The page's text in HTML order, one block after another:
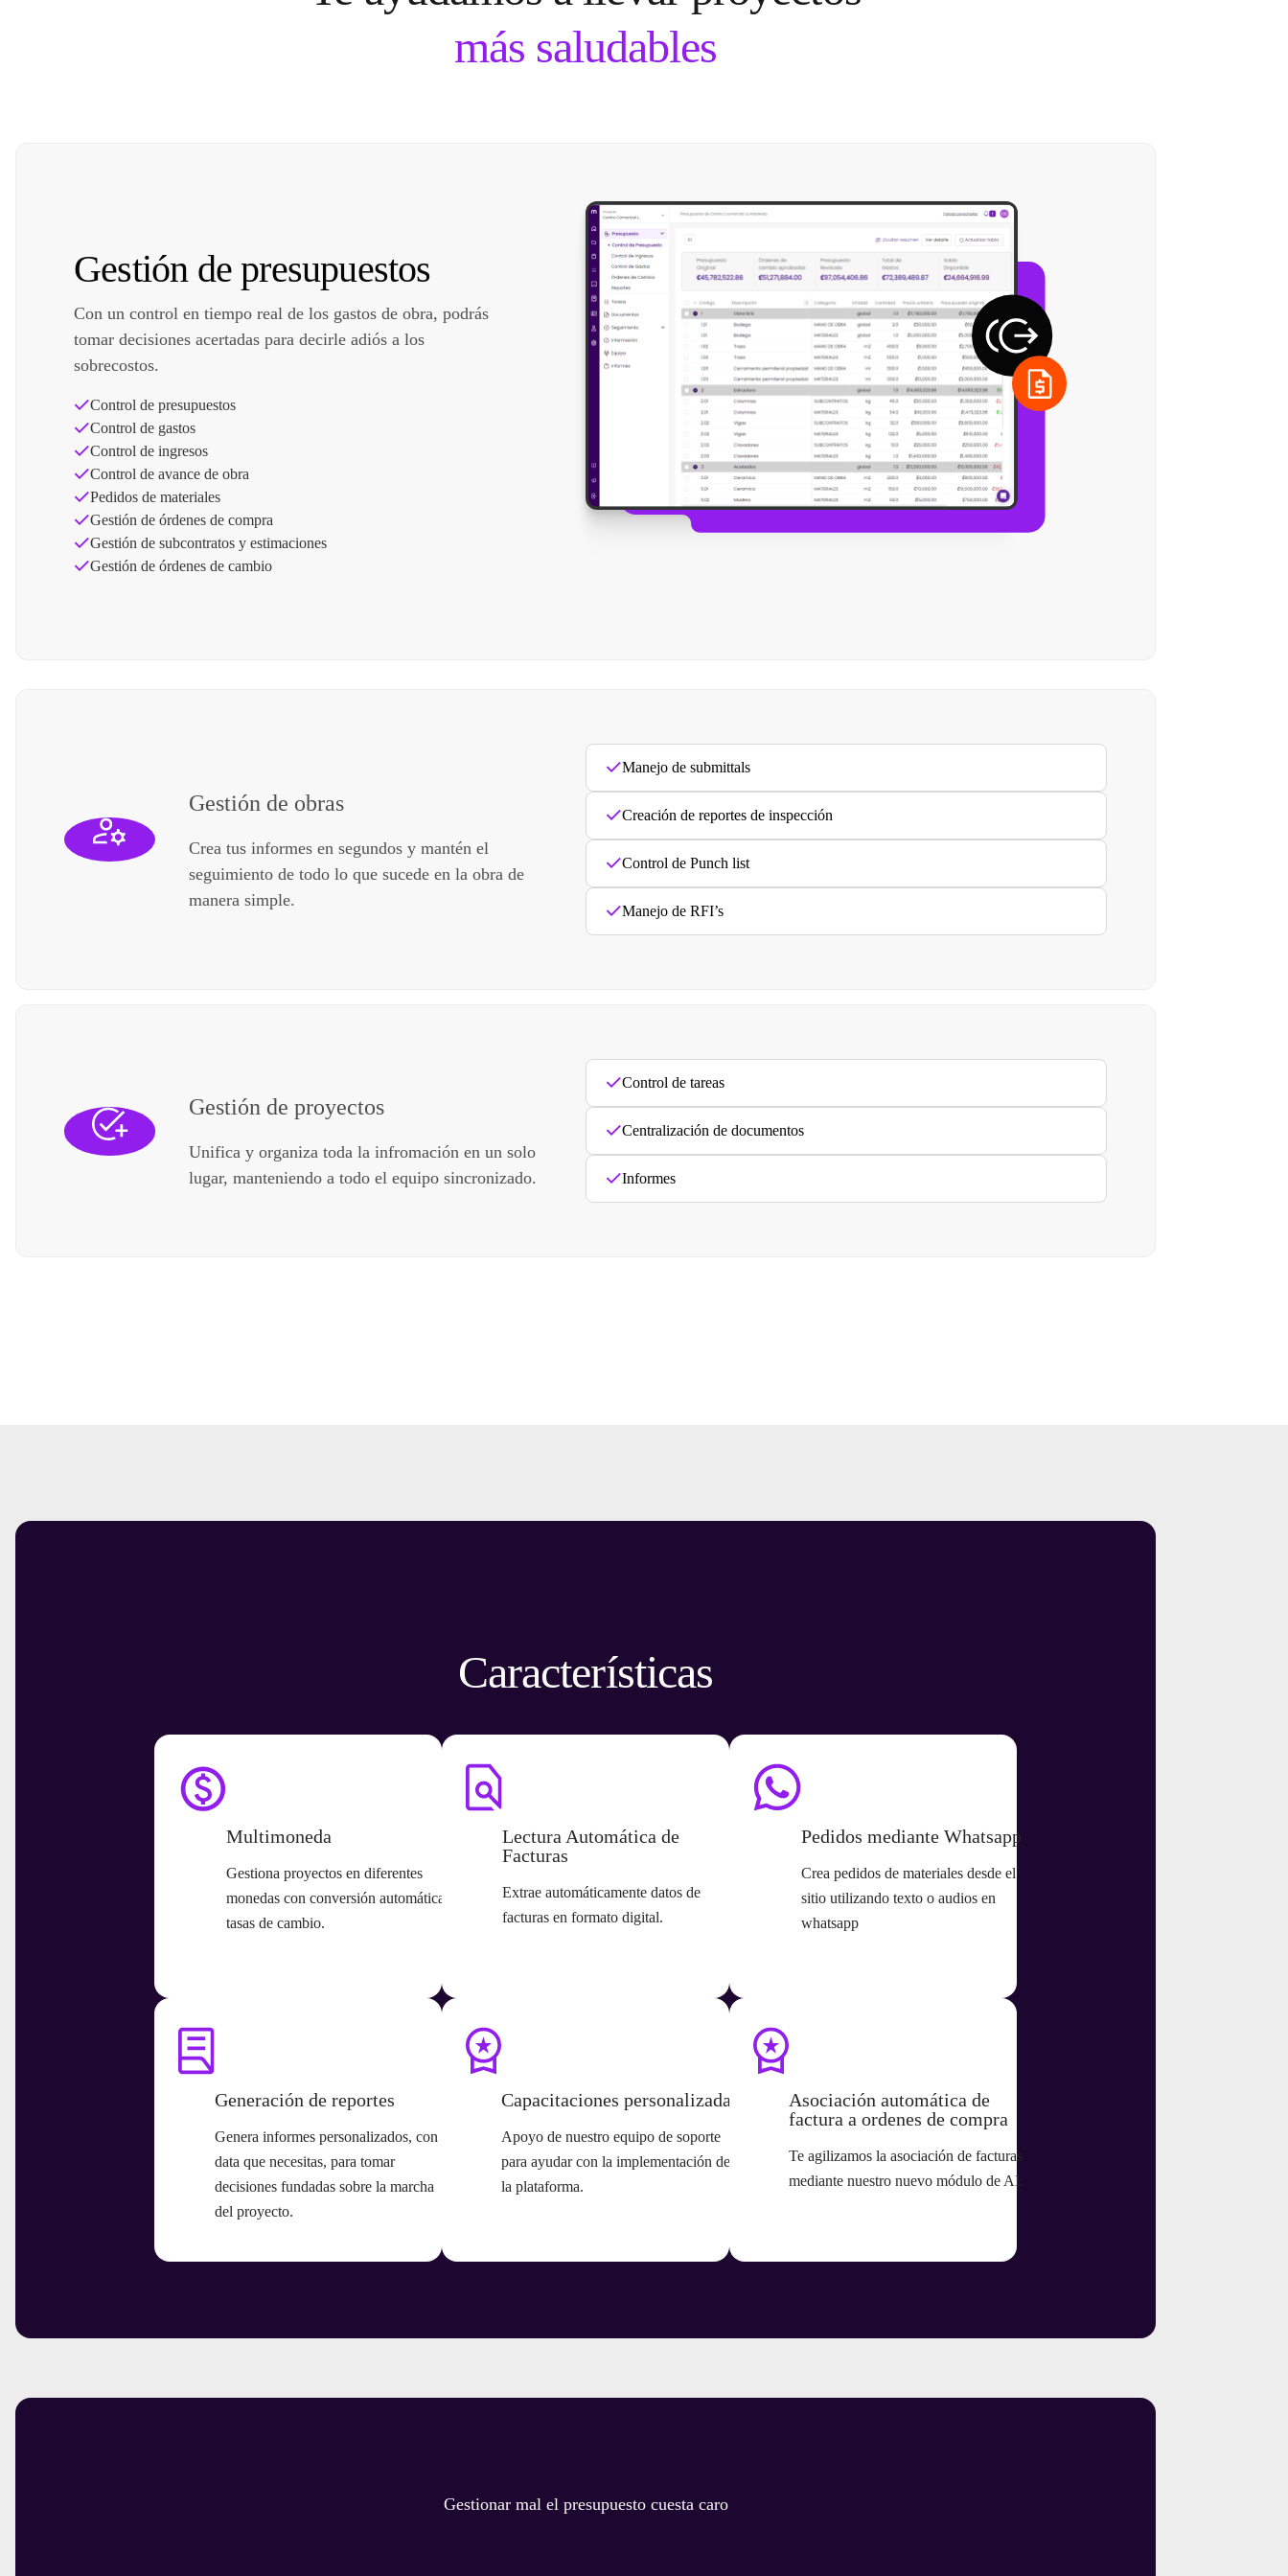
más saludables
Gestión de presupuestos
Con un control en tiempo real de los gastos de obra, podrás
tomar decisiones acertadas para decirle adiós a los
sobrecostos.
Control de presupuestos
Control de gastos
Control de ingresos
Control de avance de obra
Pedidos de materiales
Gestión de órdenes de compra
Gestión de subcontratos y estimaciones
Gestión de órdenes de cambio
Gestión de obras
Crea tus informes en segundos y mantén el
seguimiento de todo lo que sucede en la obra de
manera simple.
Manejo de submittals
Creación de reportes de inspección
Control de Punch list
Manejo de RFI’s
Gestión de proyectos
Unifica y organiza toda la infromación en un solo
lugar, manteniendo a todo el equipo sincronizado.
Control de tareas
Centralización de documentos
Informes
Características
Multimoneda
Gestiona proyectos en diferentes
monedas con conversión automática de
tasas de cambio.
Lectura Automática de
Facturas
Extrae automáticamente datos de
facturas en formato digital.
Pedidos mediante Whatsapp
Crea pedidos de materiales desde el
sitio utilizando texto o audios en
whatsapp
Generación de reportes
Genera informes personalizados, con la
data que necesitas, para tomar
decisiones fundadas sobre la marcha
del proyecto.
Capacitaciones personalizadas
Apoyo de nuestro equipo de soporte
para ayudar con la implementación de
la plataforma.
Asociación automática de
factura a ordenes de compra
Te agilizamos la asociación de facturas
mediante nuestro nuevo módulo de AI.
Gestionar mal el presupuesto cuesta caro